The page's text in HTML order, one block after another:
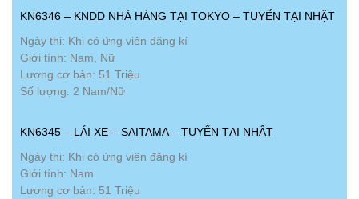
KN6346 – KNDD NHÀ HÀNG TẠI TOKYO – TUYỂN TẠI NHẬT
Ngày thi: Khi có ứng viên đăng kí
Giới tính: Nam, Nữ
Lương cơ bản: 51 Triệu
Số lượng: 2 Nam/Nữ
KN6345 – LÁI XE – SAITAMA – TUYỂN TẠI NHẬT
Ngày thi: Khi có ứng viên đăng kí
Giới tính: Nam
Lương cơ bản: 51 Triệu